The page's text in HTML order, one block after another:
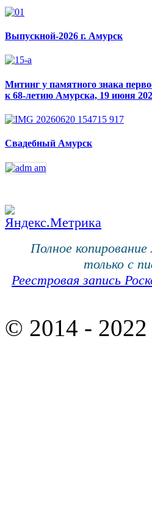
Выпускной-2026 г. Амурск
Митинг у памятного знака
к 68-летию Амурска, 19 июня
Свадебный Амурск
Полное
только с
Реестровая запись
© 2014 - 2022